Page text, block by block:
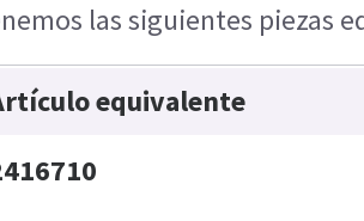
las siguientes piezas
equivalente